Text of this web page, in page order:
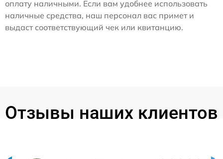
оплату наличными. Если вам удобнее использовать
наличные средства, наш персонал вас примет и
выдаст соответствующий чек или квитанцию.
Отзывы наших клиентов